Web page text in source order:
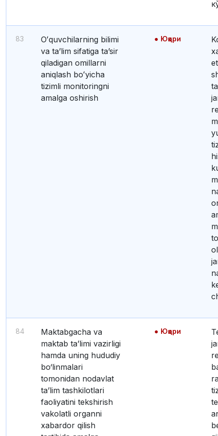
83
Oʻquvchilarning bilimi
va taʼlim sifatiga taʼsir
qiladigan omillarni
aniqlash boʻyicha
tizimli monitoringni
amalga oshirish
Юқори
Korrupsiyaviy xavf-
84
Maktabgacha va
maktab ta’limi vazirligi
hamda uning hududiy
bo‘linmalari
tomonidan nodavlat
ta’lim tashkilotlari
faoliyatini tekshirish
vakolatli organni
xabardor qilish
Юқори
Tekshiruv